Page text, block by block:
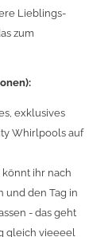
Lieblings-
zum
exklusives
Whirlpools auf
könnt ihr nach
und den Tag in
- das geht
gleich vieeeel